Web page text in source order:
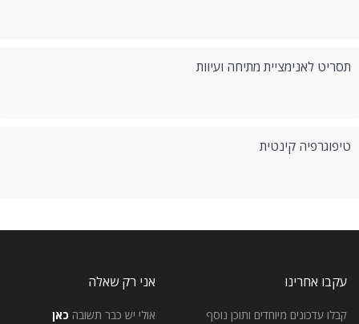
תסריט לאנימציית מתיחה ועיוות
טיפוגרפיה קינטית
עקבו אחרינו
קבלו עדכונים מיוחדים ותוכן נוסף
אני רק שאלה
אולי יש כבר תשובה כאן